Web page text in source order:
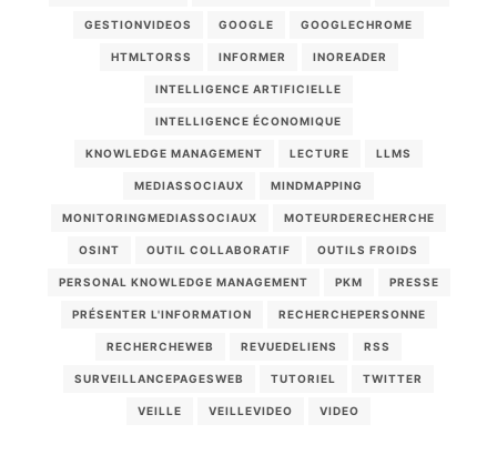
GESTIONVIDEOS GOOGLE GOOGLECHROME
HTMLTORSS INFORMER INOREADER
INTELLIGENCE ARTIFICIELLE
INTELLIGENCE ÉCONOMIQUE
KNOWLEDGE MANAGEMENT LECTURE LLMS
MEDIASSOCIAUX MINDMAPPING
MONITORINGMEDIASSOCIAUX MOTEURDERECHERCHE
OSINT OUTIL COLLABORATIF OUTILS FROIDS
PERSONAL KNOWLEDGE MANAGEMENT PKM PRESSE
PRÉSENTER L'INFORMATION RECHERCHEPERSONNE
RECHERCHEWEB REVUEDELIENS RSS
SURVEILLANCEPAGESWEB TUTORIEL TWITTER
VEILLE VEILLEVIDEO VIDEO